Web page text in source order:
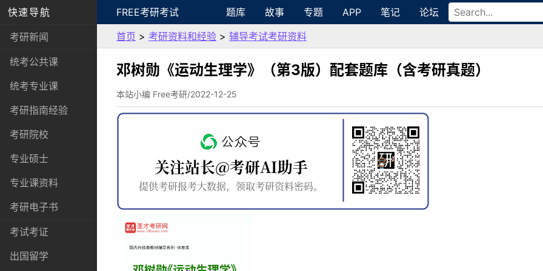
快速导航
考研新闻
统考公共课
统考专业课
考研指南经验
考研院校
专业硕士
专业课资料
考研电子书
考试考证
出国留学
FREE考研考试 题库 故事 专题 APP 笔记 论坛
首页 > 考研资料和经验 > 辅导考试考研资料
邓树勋《运动生理学》（第3版）配套题库（含考研真题）
本站小编 Free考研/2022-12-25